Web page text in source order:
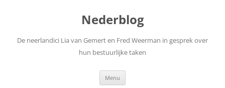
Nederblog
De neerlandici Lia van Gemert en Fred Weerman in gesprek over
hun bestuurlijke taken
Menu